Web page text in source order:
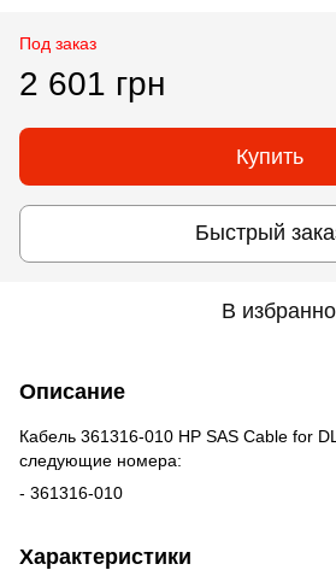
Под заказ
2 601 грн
Купить
Быстрый
В
Описание
Кабель 361316-010 HP SAS Cable for
следующие номера:
- 361316-010
Характеристики